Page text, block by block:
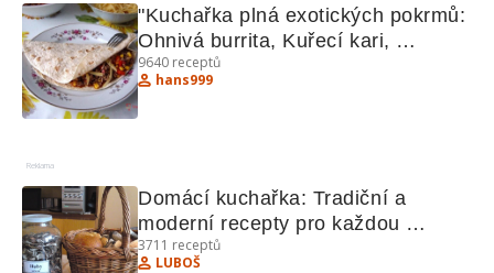
"Kuchařka plná exotických pokrmů:
Ohnivá burrita, Kuřecí kari,
Hradečtí votroci"
9640 receptů
hans999
Reklama
Domácí kuchařka: Tradiční a
moderní recepty pro každou
příležitost
3711 receptů
LUBOŠ